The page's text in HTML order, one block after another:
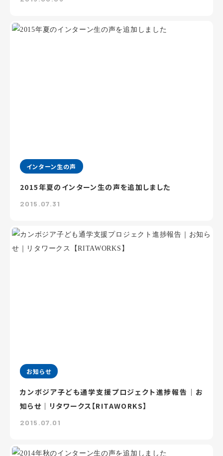
インターン生の声
2015年夏のインターン生の声を追加しました
2015.07.31
お知らせ
カンボジア子ども通学支援プロジェクト進捗報告｜お
知らせ｜リタワークス【RITAWORKS】
2015.07.01